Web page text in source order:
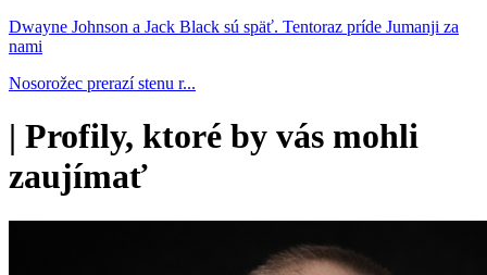
Dwayne Johnson a Jack Black sú späť. Tentoraz príde Jumanji za
nami
Nosorožec prerazí stenu r...
| Profily, ktoré by vás mohli
zaujímať